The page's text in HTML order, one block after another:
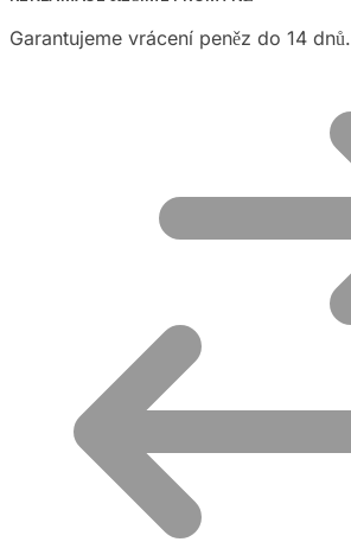
Garantujeme vrácení peněz do 14 dnů.